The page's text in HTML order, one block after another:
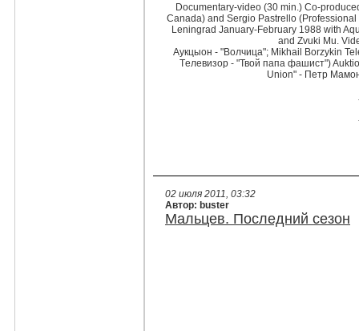
Documentary-video (30 min.) Co-
Canada) and Sergio Pastrello
Leningrad January-February 1988 with
and Zvuki Mu.
Аукцыон - "Волчица"; Mikhail Borzykin
Tелевизор - "Твой папа фашист")
Union" - Петр
02 июля 2011, 03:32
Автор: buster
Мальцев. Последний сезон